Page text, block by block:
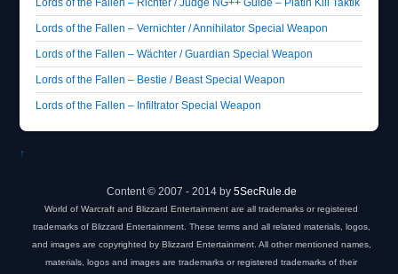
Lords of the Fallen – Vernichter / Annihilator Special Weapon
Lords of the Fallen – Wächter / Guardian Special Weapon
Lords of the Fallen – Bestie / Beast Special Weapon
Lords of the Fallen – Infiltrator Special Weapon
↑
Content © 2007 - 2014 by 5SecRule.de
World of Warcraft and Blizzard Entertainment are all trademarks or registered
trademarks of Blizzard Entertainment. These terms and all related materials, logos,
and images are copyrighted by Blizzard Entertainment. All other mentioned names,
materials, logos and images are trademarks or registered trademarks of their